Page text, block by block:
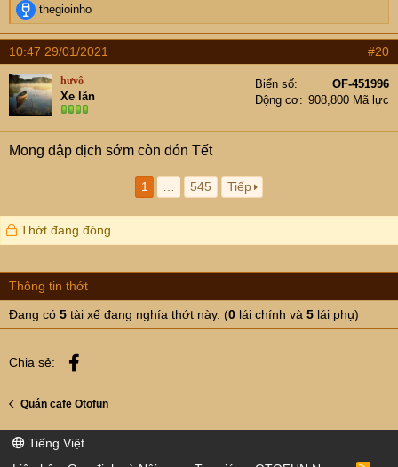
R
e
a
t
i
o
n
s
:
thegioinho
10:47 29/01/2021 #20
hưvô
Xe lăn
Biển số
OF-451996
Động cơ
908,800 Mã lực
Mong dập dịch sớm còn đón Tết
1 545 Tiếp
Thớt đang đóng
Thông tin thớt
Đang có 5 tài xế đang nghía thớt này. (0 lái chính và 5 lái phụ)
Chia sẻ:
Quán cafe Otofun
Tiếng Việt